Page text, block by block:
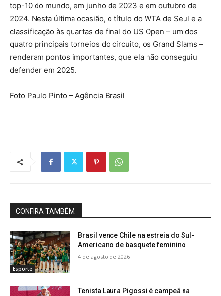
top-10 do mundo, em junho de 2023 e em outubro de
2024. Nesta última ocasião, o título do WTA de Seul e a
classificação às quartas de final do US Open – um dos
quatro principais torneios do circuito, os Grand Slams –
renderam pontos importantes, que ela não conseguiu
defender em 2025.
Foto Paulo Pinto – Agência Brasil
CONFIRA TAMBÉM:
Esporte
Brasil vence Chile na estreia do Sul-
Americano de basquete feminino
4 de agosto de 2026
Tenista Laura Pigossi é campeã na